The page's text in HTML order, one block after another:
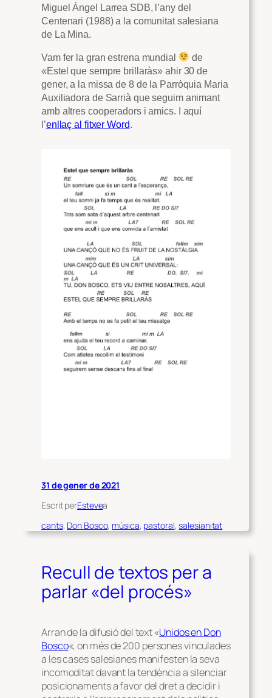
Miguel Ángel Larrea SDB, l’any del
Centenari (1988) a la comunitat salesiana
de La Mina.
Vam fer la gran estrena mundial
de
«Estel que sempre brillaràs» ahir 30 de
gener, a la missa de 8 de la Parròquia Maria
Auxiliadora de Sarrià que seguim animant
amb altres cooperadors i amics. I aquí
l’enllaç al fitxer Word.
31 de gener de 2021
Escrit perEstevea
cants, Don Bosco, música, pastoral, salesianitat
Recull de textos per a
parlar «del procés»
Arran de la difusió del text «Unidos en Don
Bosco«, on més de 200 persones vinculades
a les cases salesianes manifesten la seva
incomoditat davant la tendència a silenciar
posicionaments a favor del dret a decidir i